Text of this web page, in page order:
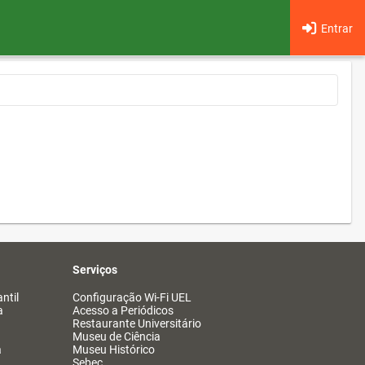
Entrar
Serviços
Configuração Wi-Fi UEL
Acesso a Periódicos
Restaurante Universitário
Museu de Ciência
Museu Histórico